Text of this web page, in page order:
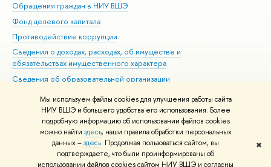
Мы используем файлы cookies для улучшения работы сайта
НИУ ВШЭ и большего удобства его использования. Более
подробную информацию об использовании файлов cookies
можно найти здесь, наши правила обработки персональных
данных –здесь. Продолжая пользоваться сайтом, вы
подтверждаете, что были проинформированы об
использовании файлов cookies сайтом НИУ ВШЭ и согласны
✖
Обращения граждан в НИУ ВШЭ
Фонд целевого капитала
Противодействие коррупции
Сведения о доходах, расходах, об имуществе и
обязательствах имущественного характера
Сведения об образовательной организации
Людям с ограниченными возможностями здоровья
Единая платежная страница
Работа в Вышке
© НИУ ВШЭ 1993–2026 Адреса и контакты Условия использования